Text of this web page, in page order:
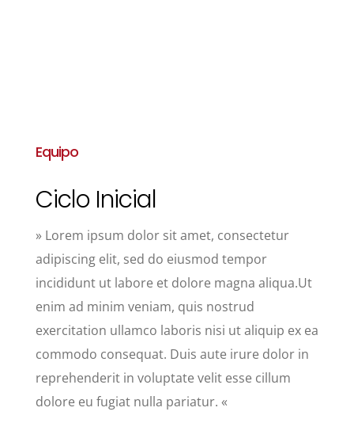
Equipo
Ciclo Inicial
» Lorem ipsum dolor sit amet, consectetur
adipiscing elit, sed do eiusmod tempor
incididunt ut labore et dolore magna aliqua.Ut
enim ad minim veniam, quis nostrud
exercitation ullamco laboris nisi ut aliquip ex ea
commodo consequat. Duis aute irure dolor in
reprehenderit in voluptate velit esse cillum
dolore eu fugiat nulla pariatur. «